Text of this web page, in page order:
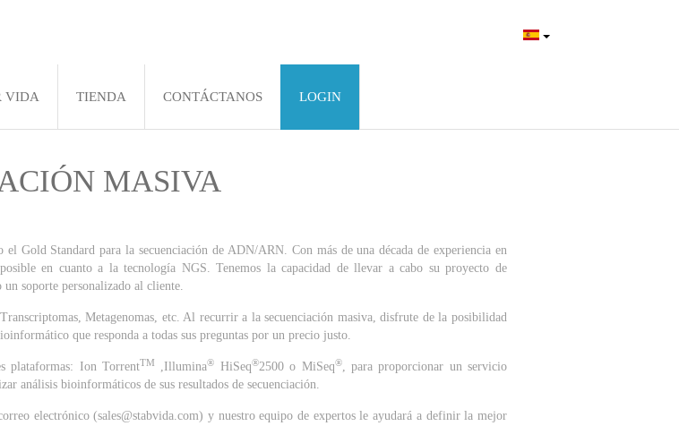
VIDA TIENDA CONTÁCTANOS LOGIN
MASIVA
Gold Standard para la secuenciación de ADN/ARN. Con más de una década de experiencia en
en cuanto a la tecnología NGS. Tenemos la capacidad de llevar a cabo su proyecto de
soporte personalizado al cliente.
Metagenomas, etc. Al recurrir a la secuenciación masiva, disfrute de la posibilidad
que responda a todas sus preguntas por un precio justo.
plataformas: Ion TorrentTM ,Illumina® HiSeq®2500 o MiSeq®, para proporcionar un servicio
análisis bioinformáticos de sus resultados de secuenciación.
electrónico (sales@stabvida.com) y nuestro equipo de expertos le ayudará a definir la mejor